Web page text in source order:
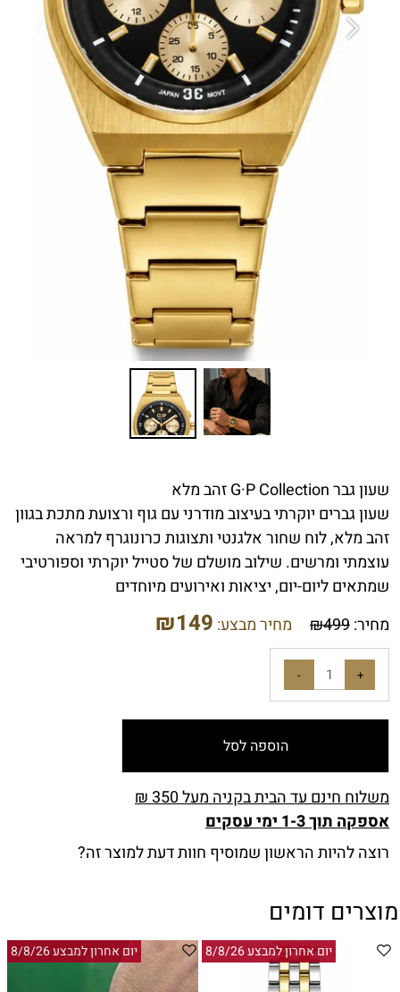
שעון גבר G·P Collection זהב מלא
שעון גברים יוקרתי בעיצוב מודרני עם גוף ורצועת מתכת בגוון
זהב מלא, לוח שחור אלגנטי ותצוגות כרונוגרף למראה
עוצמתי ומרשים. שילוב מושלם של סטייל יוקרתי וספורטיבי
שמתאים ליום-יום, יציאות ואירועים מיוחדים
מחיר:
₪499 מחיר מבצע: ₪149
הוספה לסל
משלוח חינם עד הבית בקניה מעל 350 ₪
אספקה תוך 1-3 ימי עסקים
רוצה להיות הראשון שמוסיף חוות דעת למוצר זה?
מוצרים דומים
יום אחרון למבצע 8/8/26 יום אחרון למבצע 8/8/26